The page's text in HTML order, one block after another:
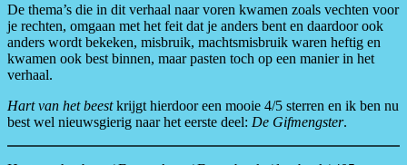
De thema’s die in dit verhaal naar voren kwamen zoals vechten voor
je rechten, omgaan met het feit dat je anders bent en daardoor ook
anders wordt bekeken, misbruik, machtsmisbruik waren heftig en
kwamen ook best binnen, maar pasten toch op een manier in het
verhaal.
Hart van het beestkrijgt hierdoor een mooie 4/5 sterren en ik ben nu
best wel nieuwsgierig naar het eerste deel: De Gifmengster.